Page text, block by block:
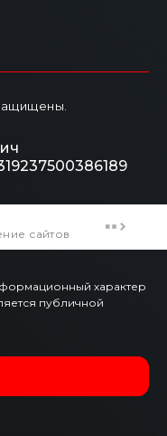
характер
публичной
сайтов